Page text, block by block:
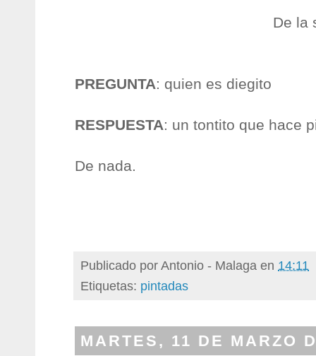
De la
PREGUNTA: quien es diegito
RESPUESTA: un tontito que hace
De nada.
Publicado porAntonio - Malaga en 14:11
Etiquetas: pintadas
MARTES, 11 DE MARZO